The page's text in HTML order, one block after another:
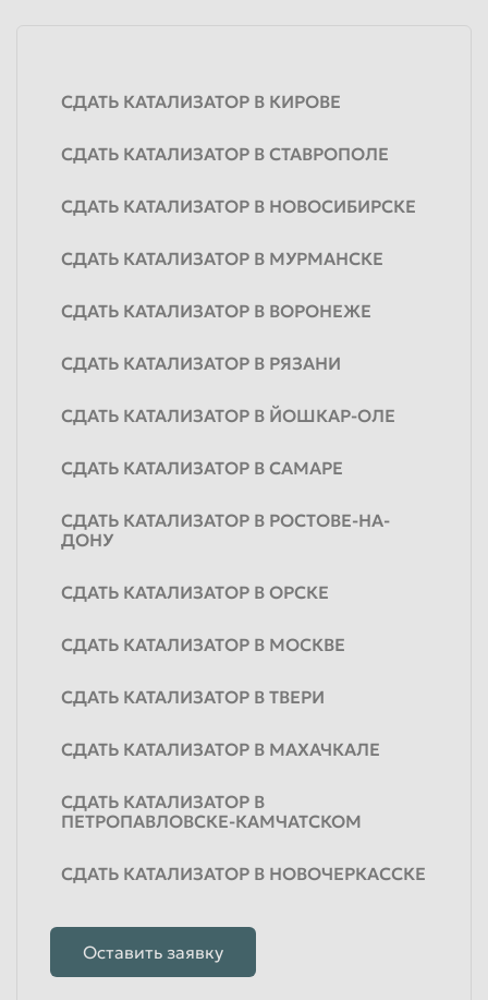
СДАТЬ КАТАЛИЗАТОР В КИРОВЕ
СДАТЬ КАТАЛИЗАТОР В СТАВРОПОЛЕ
СДАТЬ КАТАЛИЗАТОР В НОВОСИБИРСКЕ
СДАТЬ КАТАЛИЗАТОР В МУРМАНСКЕ
СДАТЬ КАТАЛИЗАТОР В ВОРОНЕЖЕ
СДАТЬ КАТАЛИЗАТОР В РЯЗАНИ
СДАТЬ КАТАЛИЗАТОР В ЙОШКАР-ОЛЕ
СДАТЬ КАТАЛИЗАТОР В САМАРЕ
СДАТЬ КАТАЛИЗАТОР В РОСТОВЕ-НА-
ДОНУ
СДАТЬ КАТАЛИЗАТОР В ОРСКЕ
СДАТЬ КАТАЛИЗАТОР В МОСКВЕ
СДАТЬ КАТАЛИЗАТОР В ТВЕРИ
СДАТЬ КАТАЛИЗАТОР В МАХАЧКАЛЕ
СДАТЬ КАТАЛИЗАТОР В
ПЕТРОПАВЛОВСКЕ-КАМЧАТСКОМ
СДАТЬ КАТАЛИЗАТОР В НОВОЧЕРКАССКЕ
Оставить заявку